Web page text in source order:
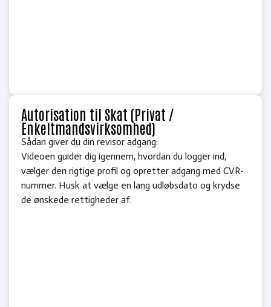
Autorisation til Skat (Privat /
Enkeltmandsvirksomhed)
Sådan giver du din revisor adgang:
Videoen guider dig igennem, hvordan du logger ind,
vælger den rigtige profil og opretter adgang med CVR-
nummer. Husk at vælge en lang udløbsdato og krydse
de ønskede rettigheder af.